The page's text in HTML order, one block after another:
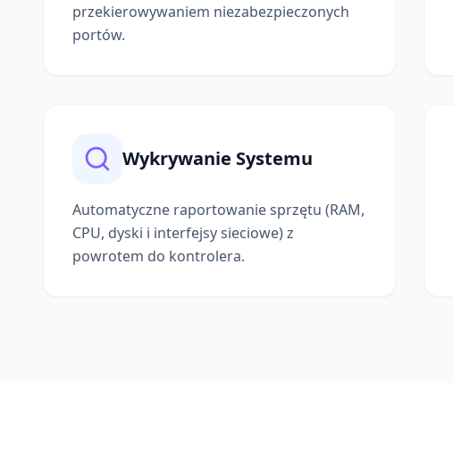
przekierowywaniem niezabezpieczonych
portów.
Wykrywanie Systemu
Automatyczne raportowanie sprzętu (RAM,
CPU, dyski i interfejsy sieciowe) z
powrotem do kontrolera.